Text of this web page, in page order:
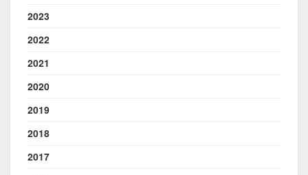
2023
2022
2021
2020
2019
2018
2017